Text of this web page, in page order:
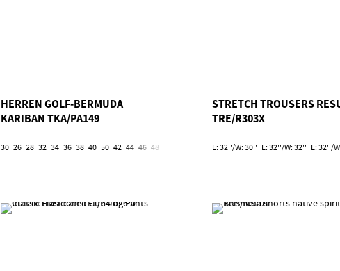
HERREN GOLF-BERMUDA
KARIBAN TKA/PA149
30 26 28 32 34 36 38 40 50 42 44 46 48
STRETCH TROUSERS
TRE/R303X
L: 32''/W: 30'' L: 32''/W: 32'' L: 32''/